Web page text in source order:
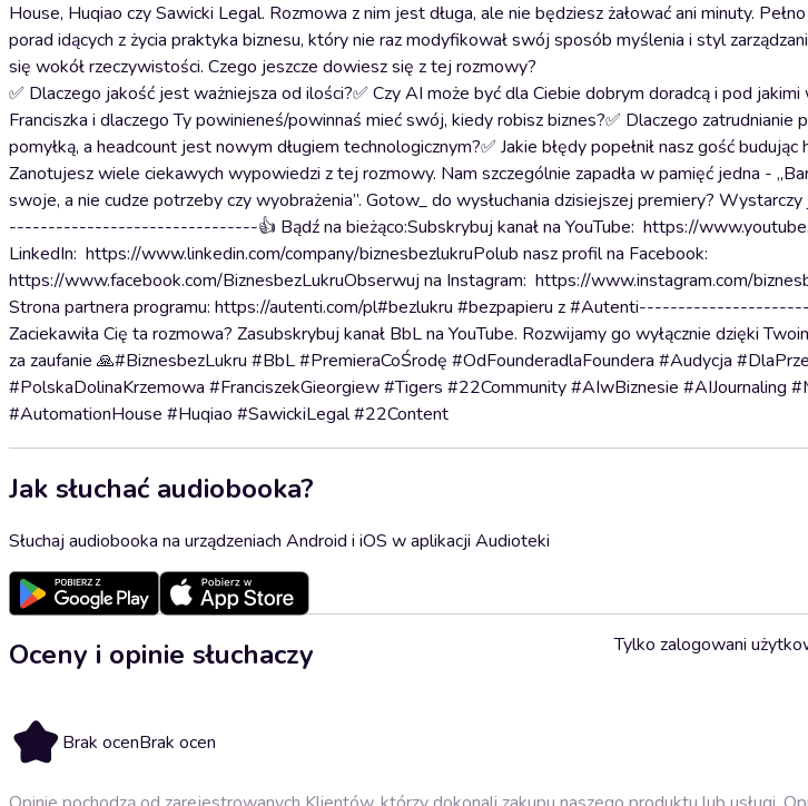
House, Huqiao czy Sawicki Legal. Rozmowa z nim jest długa, ale nie będziesz żałować ani minuty.
porad idących z życia praktyka biznesu, który nie raz modyfikował swój sposób myślenia i styl
się wokół rzeczywistości. Czego jeszcze dowiesz się z tej rozmowy?
✅ Dlaczego jakość jest ważniejsza od ilości?✅ Czy AI może być dla Ciebie dobrym doradcą i pod jakimi
Franciszka i dlaczego Ty powinieneś/powinnaś mieć swój, kiedy robisz biznes?✅ Dlaczego
pomyłką, a headcount jest nowym długiem technologicznym?✅ Jakie błędy popełnił nasz gość budując
Zanotujesz wiele ciekawych wypowiedzi z tej rozmowy. Nam szczególnie zapadła w pamięć jedna -
swoje, a nie cudze potrzeby czy wyobrażenia”. Gotow_ do wysłuchania dzisiejszej premiery?
--------------------------------👍 Bądź na bieżąco:Subskrybuj kanał na YouTube: https://
LinkedIn: https://www.linkedin.com/company/biznesbezlukruPolub nasz profil na Facebook:
https://www.facebook.com/BiznesbezLukruObserwuj na Instagram: https://www.instagram.com/
Strona partnera programu: https://autenti.com/pl#bezlukru #bezpapieru z
Zaciekawiła Cię ta rozmowa? Zasubskrybuj kanał BbL na YouTube. Rozwijamy go wyłącznie dzięki
za zaufanie 🙏#BiznesbezLukru #BbL #PremieraCoŚrodę #OdFounderadlaFoundera #Audycja
#PolskaDolinaKrzemowa #FranciszekGieorgiew #Tigers #22Community #AIwBiznesie #AIJournaling
#AutomationHouse #Huqiao #SawickiLegal #22Content
Jak słuchać audiobooka?
Słuchaj audiobooka na urządzeniach Android i iOS w aplikacji Audioteki
Oceny i opinie słuchaczy
Brak ocenBrak ocen
Tylko zalogowani